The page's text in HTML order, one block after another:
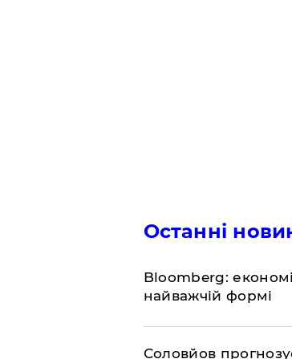
Останні
Bloomberg:
найважчій формі
Соловйов